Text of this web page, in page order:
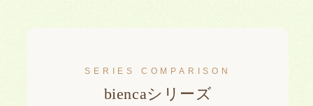
SERIES COMPARISON
biencaシリーズ